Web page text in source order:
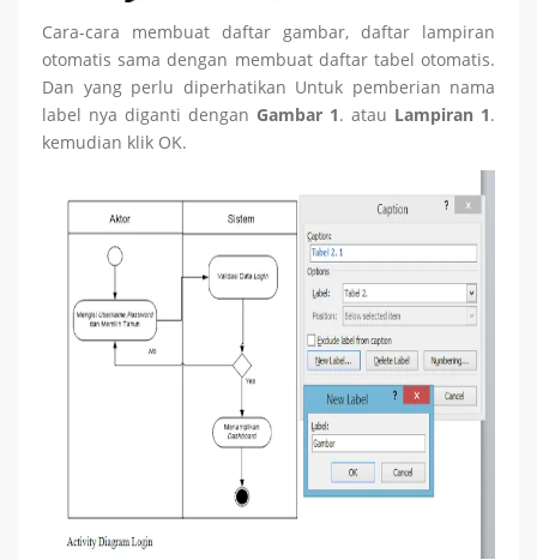
Cara-cara membuat daftar gambar, daftar lampiran
otomatis sama dengan membuat daftar tabel otomatis.
Dan yang perlu diperhatikan Untuk pemberian nama
label nya diganti dengan Gambar 1. atau Lampiran 1.
kemudian klik OK.